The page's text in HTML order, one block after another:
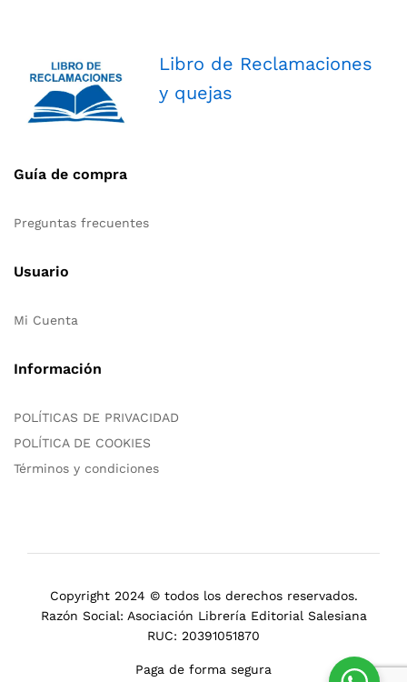
Libro de Reclamaciones
y quejas
Guía de compra
Preguntas frecuentes
Usuario
Mi Cuenta
Información
POLÍTICAS DE PRIVACIDAD
POLÍTICA DE COOKIES
Términos y condiciones
Copyright 2024 © todos los derechos reservados.
Razón Social: Asociación Librería Editorial Salesiana
RUC: 20391051870
Paga de forma segura